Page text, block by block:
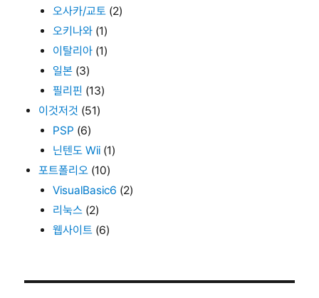
오사카/교토 (2)
오키나와 (1)
이탈리아 (1)
일본 (3)
필리핀 (13)
이것저것 (51)
PSP (6)
닌텐도 Wii (1)
포트폴리오 (10)
VisualBasic6 (2)
리눅스 (2)
웹사이트 (6)